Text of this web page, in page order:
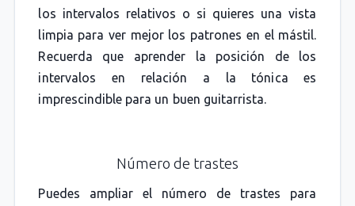
los intervalos relativos o si quieres una vista
limpia para ver mejor los patrones en el mástil.
Recuerda que aprender la posición de los
intervalos en relación a la tónica es
imprescindible para un buen guitarrista.
Número de trastes
Puedes ampliar el número de trastes para